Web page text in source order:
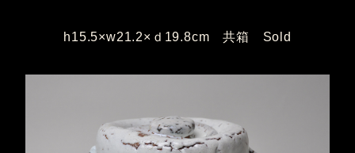
h15.5×w21.2×ｄ19.8cm 共箱 Sold